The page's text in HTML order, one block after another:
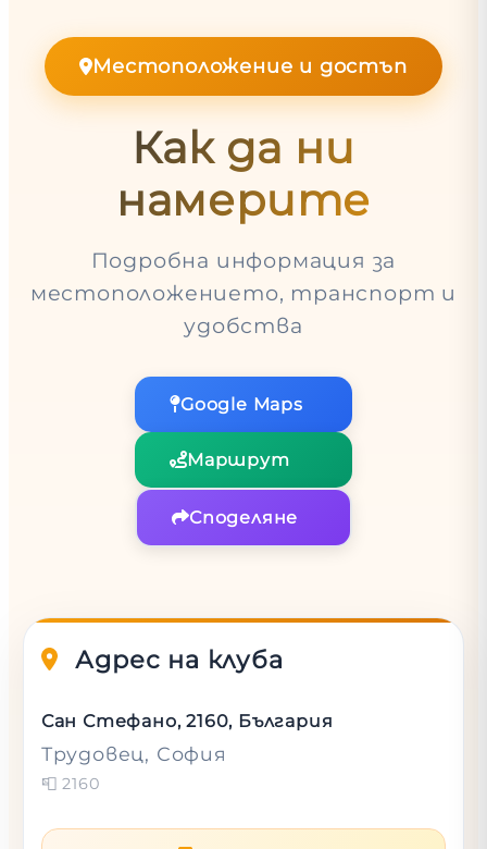
Местоположение и достъп
Как да ни
намерите
Подробна информация за
местоположението, транспорт и
удобства
Google Maps
Маршрут
Споделяне
Адрес на клуба
Сан Стефано, 2160, България
Трудовец, София
📮2160